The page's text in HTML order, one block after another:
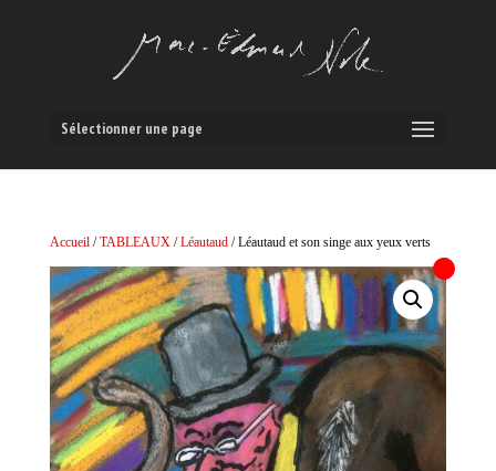
Sélectionner une page
Accueil/TABLEAUX/Léautaud/ Léautaud et son singe aux yeux verts